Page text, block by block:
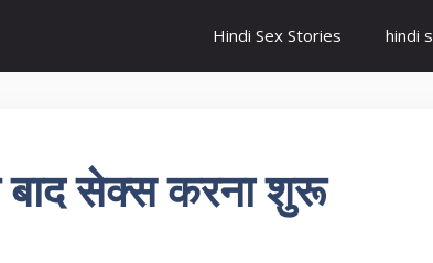
Hindi Sex Stories hindi
बाद सेक्स करना शुरू